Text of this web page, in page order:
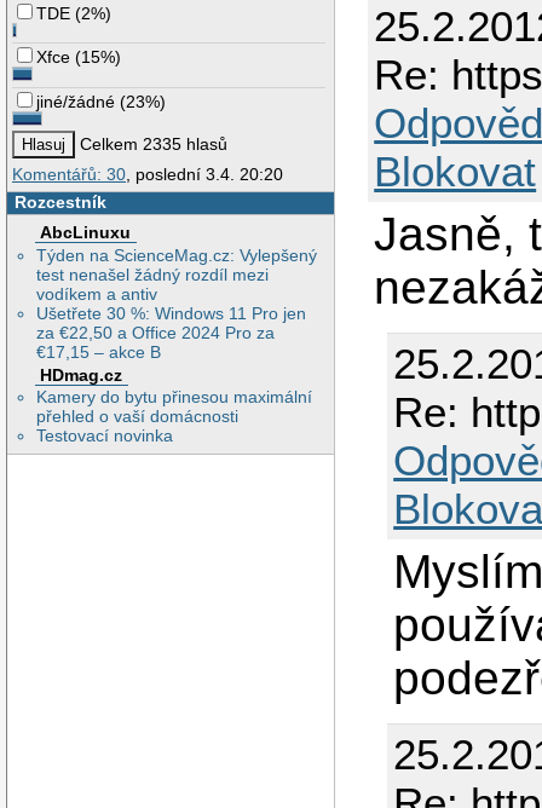
TDE (2%)
Xfce (15%)
jiné/žádné (23%)
Celkem 2335 hlasů
Komentářů: 30, poslední 3.4. 20:20
Rozcestník
AbcLinuxu
Týden na ScienceMag.cz: Vylepšený
test nenašel žádný rozdíl mezi
vodíkem a antiv
Ušetřete 30 %: Windows 11 Pro jen
za €22,50 a Office 2024 Pro za
€17,15 – akce B
HDmag.cz
Kamery do bytu přinesou maximální
přehled o vaší domácnosti
Testovací novinka
Re:
Blokovat
Jasně,
Re: